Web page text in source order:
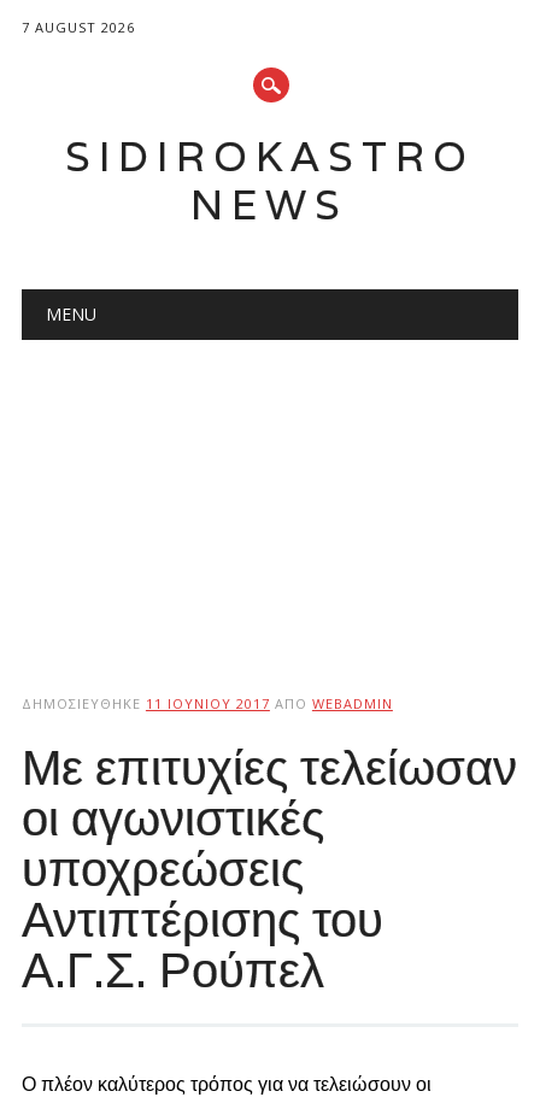
7 AUGUST 2026
SIDIROKASTRO
NEWS
Main menu
MENU
ΔΗΜΟΣΙΕΎΘΗΚΕ 11 ΙΟΥΝΊΟΥ 2017 ΑΠΌ WEBADMIN
Με επιτυχίες τελείωσαν
οι αγωνιστικές
υποχρεώσεις
Αντιπτέρισης του
Α.Γ.Σ. Ρούπελ
Ο πλέον καλύτερος τρόπος για να τελειώσουν οι